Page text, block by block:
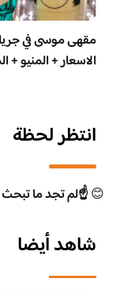
مقهى موسى في
الاسعار + المنيو +
انتظر لحظة
😊☝️لم تجد ما تبحث
شاهد أيضا